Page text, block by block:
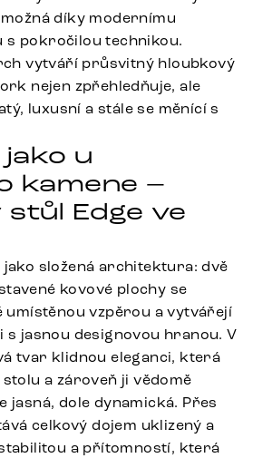
díky modernímu
pokročilou technikou.
vytváří průsvitný hloubkový
nejen zpřehledňuje, ale
luxusní a stále se měnící s
jako u
kamene –
Edge ve
jako složená architektura: dvě
kovové plochy se
umístěnou vzpěrou a vytvářejí
s jasnou designovou hranou. V
tvar klidnou eleganci, která
a zároveň ji vědomě
jasná, dole dynamická. Přes
celkový dojem uklizený a
a přítomností, která